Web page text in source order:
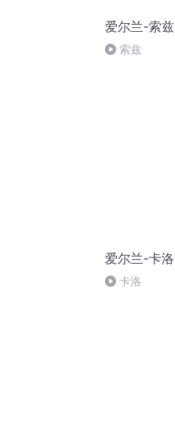
爱尔兰-索兹
索兹
爱尔兰-卡洛
卡洛